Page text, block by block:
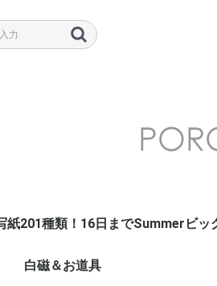
紙201種類！16日までSummerビッ
白磁＆お道具